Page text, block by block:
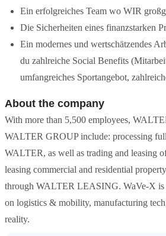
Ein erfolgreiches Team wo WIR
Die Sicherheiten eines finanzstarken
Ein modernes und wertschätzendes
du zahlreiche Social Benefits
umfangreiches Sportangebot,
About the company
With more than 5,500 employees,
WALTER GROUP include: processing
WALTER, as well as trading and leasing
leasing commercial and residential
through WALTER LEASING. WaVe-X is
on logistics & mobility, manufacturing
reality.